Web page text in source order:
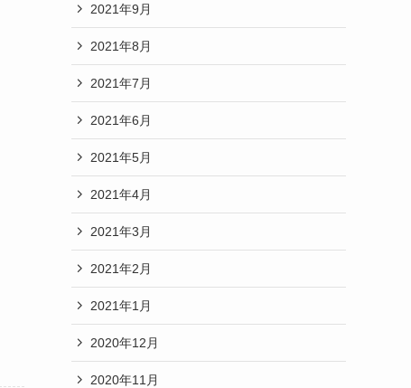
2021年9月
2021年8月
2021年7月
2021年6月
2021年5月
2021年4月
2021年3月
2021年2月
2021年1月
2020年12月
2020年11月